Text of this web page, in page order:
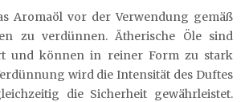
Aromaöl vor der Verwendung gemäß
zu verdünnen. Ätherische Öle sind
und können in reiner Form zu stark
wird die Intensität des Duftes
die Sicherheit gewährleistet.